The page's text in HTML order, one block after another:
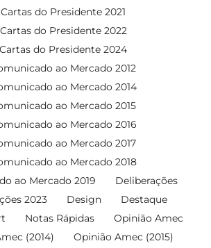
Cartas do Presidente 2021
Cartas do Presidente 2022
Cartas do Presidente 2024
ao Mercado 2012
ao Mercado 2014
ao Mercado 2015
ao Mercado 2016
ao Mercado 2017
ao Mercado 2018
ao Mercado 2019
Deliberações
2023
Design
Destaque
Notas Rápidas
Opinião Amec
(2014)
Opinião Amec (2015)